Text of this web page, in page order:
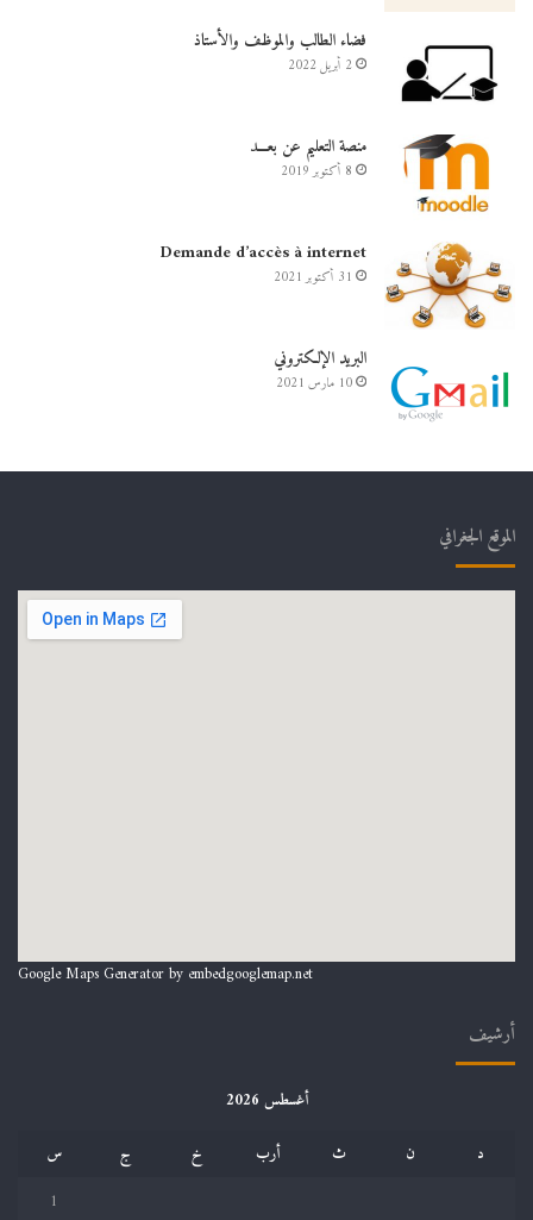
فضاء الطالب والموظف والأستاذ
2 أبريل 2022
منصة التعليم عن بعـــد
8 أكتوبر 2019
Demande d’accès à internet
31 أكتوبر 2021
البريد الإلكتروني
10 مارس 2021
الموقع الجغرافي
Google Maps Generator by embedgooglemap.net
أرشيف
أغسطس 2026
د
ن ث أرب خ ج
س
1